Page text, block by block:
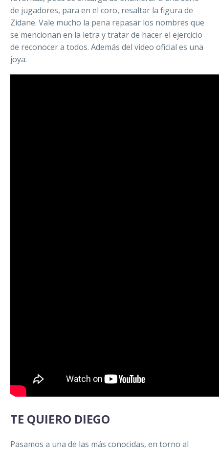
de jugadores, para en el coro, resaltar la figura de
Zidane. Vale mucho la pena repasar los nombres que
se mencionan en la letra y tratar de hacer el ejercicio
de reconocer a todos. Además del video oficial es una
joya.
TE QUIERO DIEGO
Pasamos a una de las más conocidas, en torno al